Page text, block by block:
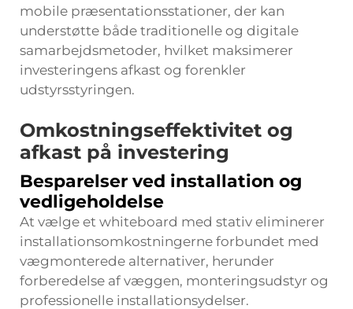
mobile præsentationsstationer, der kan
understøtte både traditionelle og digitale
samarbejdsmetoder, hvilket maksimerer
investeringens afkast og forenkler
udstyrsstyringen.
Omkostningseffektivitet og
afkast på investering
Besparelser ved installation og
vedligeholdelse
At vælge et whiteboard med stativ eliminerer
installationsomkostningerne forbundet med
vægmonterede alternativer, herunder
forberedelse af væggen, monteringsudstyr og
professionelle installationsydelser.